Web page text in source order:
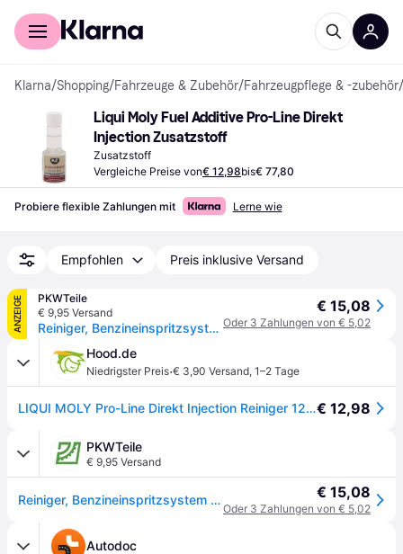
Für Shopper
Klarna/Shopping/Fahrzeuge & Zubehör/Fahrzeugpflege & -zubehör/
Liqui Moly Fuel Additive Pro-Line Direkt
Injection Zusatzstoff
Zusatzstoff
Vergleiche Preise von€ 12,98bis€ 77,80
Probiere flexible Zahlungen mit Lerne wie
Empfohlen Preis inklusive Versand
ANZEIGE
PKWTeile
€ 9,95 Versand
Reiniger, Benzineinspritzsystem LIQUI MOLY 21281
€ 15,08
Oder 3 Zahlungen von € 5,02
Hood.de
Niedrigster Preis·€ 3,90 Versand, 1–2 Tage
LIQUI MOLY Pro-Line Direkt Injection Reiniger 120ml 21281 Opel€ 12,98
PKWTeile
€ 9,95 Versand
Reiniger, Benzineinspritzsystem LIQUI MOLY 21281 € 15,08
Oder 3 Zahlungen von € 5,02
Autodoc